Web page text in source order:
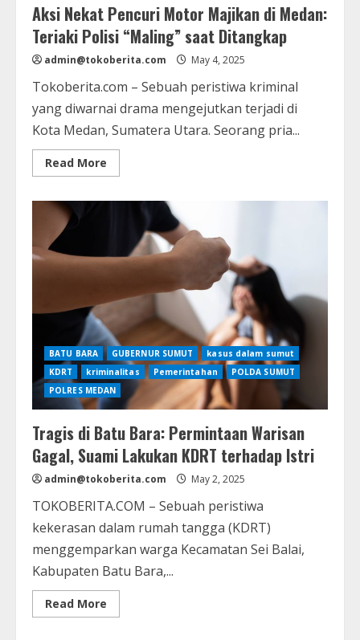
Aksi Nekat Pencuri Motor Majikan di Medan:
Teriaki Polisi “Maling” saat Ditangkap
admin@tokoberita.com May 4, 2025
Tokoberita.com – Sebuah peristiwa kriminal
yang diwarnai drama mengejutkan terjadi di
Kota Medan, Sumatera Utara. Seorang pria...
Read More
more
Majikan
Medan:
“Maling”
saat
Ditangkap
BATU BARA GUBERNUR SUMUT
kasus dalam sumut
KDRT
kriminalitas Pemerintahan
POLDA SUMUT
POLRES MEDAN
Tragis di Batu Bara: Permintaan Warisan
Gagal, Suami Lakukan KDRT terhadap Istri
admin@tokoberita.com May 2, 2025
TOKOBERITA.COM – Sebuah peristiwa
kekerasan dalam rumah tangga (KDRT)
menggemparkan warga Kecamatan Sei Balai,
Kabupaten Batu Bara,...
Read More
more